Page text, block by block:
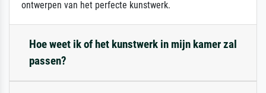
ontwerpen van het perfecte kunstwerk.
Hoe weet ik of het kunstwerk in mijn kamer zal
passen?